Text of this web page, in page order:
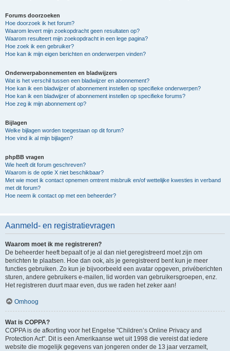
Forums doorzoeken
Hoe doorzoek ik het forum?
Waarom levert mijn zoekopdracht geen resultaten op?
Waarom resulteert mijn zoekopdracht in een lege pagina?
Hoe zoek ik een gebruiker?
Hoe kan ik mijn eigen berichten en onderwerpen vinden?
Onderwerpabonnementen en bladwijzers
Wat is het verschil tussen een bladwijzer en abonnement?
Hoe kan ik een bladwijzer of abonnement instellen op specifieke onderwerpen?
Hoe kan ik een bladwijzer of abonnement instellen op specifieke forums?
Hoe zeg ik mijn abonnement op?
Bijlagen
Welke bijlagen worden toegestaan op dit forum?
Hoe vind ik al mijn bijlagen?
phpBB vragen
Wie heeft dit forum geschreven?
Waarom is de optie X niet beschikbaar?
Met wie moet ik contact opnemen omtrent misbruik en/of wettelijke kwesties in verband
met dit forum?
Hoe neem ik contact op met een beheerder?
Aanmeld- en registratievragen
Waarom moet ik me registreren?
De beheerder heeft bepaalt of je al dan niet geregistreerd moet zijn om
berichten te plaatsen. Hoe dan ook, als je geregistreerd bent kun je meer
functies gebruiken. Zo kun je bijvoorbeeld een avatar opgeven, privéberichten
sturen, andere gebruikers e-mailen, lid worden van gebruikersgroepen, enz.
Het registreren duurt maar even, dus we raden het zeker aan!
Omhoog
Wat is COPPA?
COPPA is de afkorting voor het Engelse "Children’s Online Privacy and
Protection Act". Dit is een Amerikaanse wet uit 1998 die vereist dat iedere
website die mogelijk gegevens van jongeren onder de 13 jaar verzamelt,